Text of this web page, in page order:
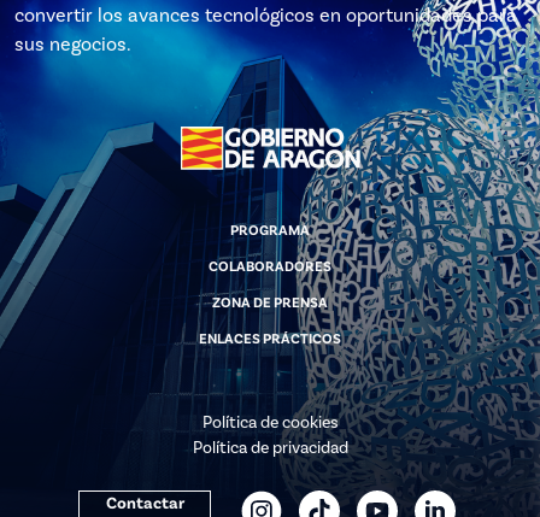
convertir los avances tecnológicos en oportunidades para
sus negocios.
PROGRAMA
COLABORADORES
ZONA DE PRENSA
ENLACES PRÁCTICOS
Política de cookies
Política de privacidad
Contactar